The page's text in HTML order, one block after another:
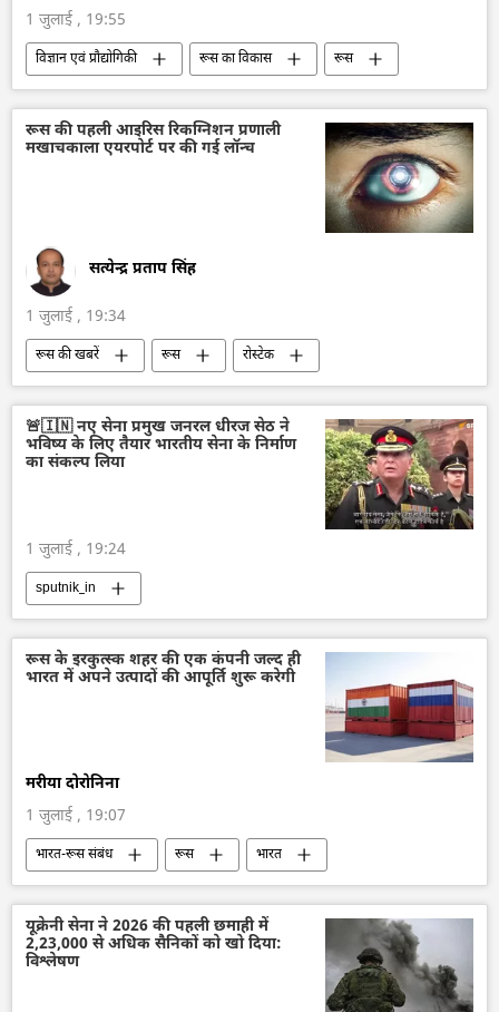
1 जुलाई , 19:55
विज्ञान एवं प्रौद्योगिकी रूस का विकास
रूस
तकनीकी विकास
विज्ञान एवं प्रौद्योगिकी
कृत्रिम बुद्धि
रूस की पहली आइरिस रिकग्निशन प्रणाली
मखाचकाला एयरपोर्ट पर की गई लॉन्च
सत्येन्द्र प्रताप सिंह
1 जुलाई , 19:34
रूस की खबरें रूस
रोस्टेक
डेटा विज्ञान
डेटा सुरक्षा हवाई अड्डा
🚨🇮🇳 नए सेना प्रमुख जनरल धीरज सेठ ने
भविष्य के लिए तैयार भारतीय सेना के निर्माण
का संकल्प लिया
1 जुलाई , 19:24
sputnik_in
रूस के इरकुत्स्क शहर की एक कंपनी जल्द ही
भारत में अपने उत्पादों की आपूर्ति शुरू करेगी
मरीया दोरोनिना
1 जुलाई , 19:07
भारत-रूस संबंध रूस
भारत
द्विपक्षीय रिश्ते
द्विपक्षीय व्यापार
यूक्रेनी सेना ने 2026 की पहली छमाही में
2,23,000 से अधिक सैनिकों को खो दिया:
विश्लेषण